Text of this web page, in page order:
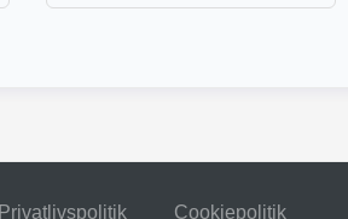
Privatlivspolitik Cookiepolitik